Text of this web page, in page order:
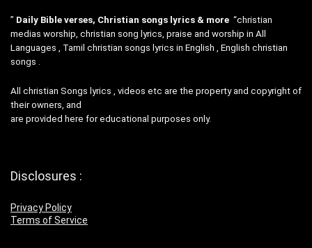
” Daily Bible verses, Christian songs lyrics & more “christian
medias worship, christian song lyrics, praise and worship in All
Languages , Tamil christian songs lyrics in English , English christian
songs .
All christian Songs lyrics , videos etc are the property and copyright of
their owners, and
are provided here for educational purposes only.
Disclosures :
Privacy Policy
Terms of Service